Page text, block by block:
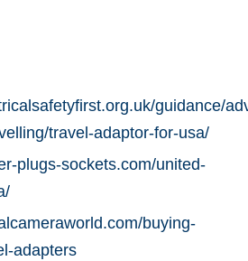
guidance/
travel-adaptor-for-usa/
plugs-sockets.com/united-
buying-
adapters